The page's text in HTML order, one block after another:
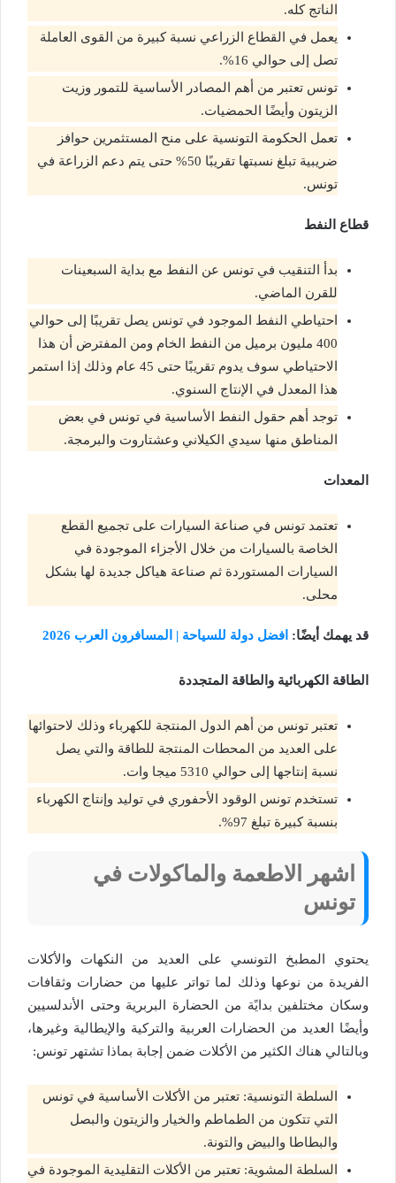
الناتج كله.
يعمل في القطاع الزراعي نسبة كبيرة من القوى العاملة
تصل إلى حوالي 16%.
تونس تعتبر من أهم المصادر الأساسية للتمور وزيت
الزيتون وأيضًا الحمضيات.
تعمل الحكومة التونسية على منح المستثمرين حوافز
ضريبية تبلغ نسبتها تقريبًا 50% حتى يتم دعم الزراعة في
تونس.
قطاع النفط
بدأ التنقيب في تونس عن النفط مع بداية السبعينات
للقرن الماضي.
احتياطي النفط الموجود في تونس يصل تقريبًا إلى حوالي
400 مليون برميل من النفط الخام ومن المفترض أن هذا
الاحتياطي سوف يدوم تقريبًا حتى 45 عام وذلك إذا استمر
هذا المعدل في الإنتاج السنوي.
توجد أهم حقول النفط الأساسية في تونس في بعض
المناطق منها سيدي الكيلاني وعشتاروت والبرمجة.
المعدات
تعتمد تونس في صناعة السيارات على تجميع القطع
الخاصة بالسيارات من خلال الأجزاء الموجودة في
السيارات المستوردة ثم صناعة هياكل جديدة لها بشكل
محلى.
قد يهمك أيضًا: افضل دولة للسياحة | المسافرون العرب 2026
الطاقة الكهربائية والطاقة المتجددة
تعتبر تونس من أهم الدول المنتجة للكهرباء وذلك لاحتوائها
على العديد من المحطات المنتجة للطاقة والتي يصل
نسبة إنتاجها إلى حوالي 5310 ميجا وات.
تستخدم تونس الوقود الأحفوري في توليد وإنتاج الكهرباء
بنسبة كبيرة تبلغ 97%.
اشهر الاطعمة والماكولات في
تونس
يحتوي المطبخ التونسي على العديد من النكهات والأكلات
الفريدة من نوعها وذلك لما تواتر عليها من حضارات وثقافات
وسكان مختلفين بدايًة من الحضارة البربرية وحتى الأندلسيين
وأيضًا العديد من الحضارات العربية والتركية والإيطالية وغيرها،
وبالتالي هناك الكثير من الأكلات ضمن إجابة بماذا تشتهر تونس:
السلطة التونسية: تعتبر من الأكلات الأساسية في تونس
التي تتكون من الطماطم والخيار والزيتون والبصل
والبطاطا والبيض والتونة.
السلطة المشوية: تعتبر من الأكلات التقليدية الموجودة في